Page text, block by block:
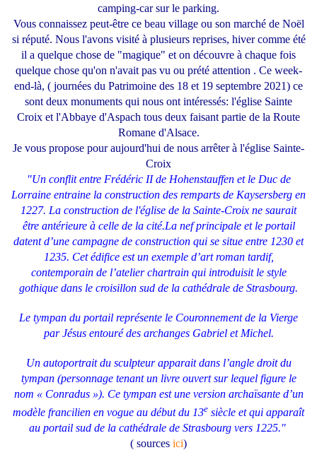
camping-car sur le parking.
Vous connaissez peut-être ce beau village ou son marché de Noël
si réputé. Nous l'avons visité à plusieurs reprises, hiver comme été
il a quelque chose de "magique" et on découvre à chaque fois
quelque chose qu'on n'avait pas vu ou prété attention . Ce week-
end-là, ( journées du Patrimoine des 18 et 19 septembre 2021) ce
sont deux monuments qui nous ont intéressés: l'église Sainte
Croix et l'Abbaye d'Aspach tous deux faisant partie de la Route
Romane d'Alsace.
Je vous propose pour aujourd'hui de nous arrêter à l'église Sainte-
Croix
"Un conflit entre Frédéric II de Hohenstauffen et le Ducde
Lorraine entraine la construction des remparts de Kaysersberg en
1227. La construction de l'église de la Sainte-Croix ne saurait
être antérieure à celle de la cité.La nef principale et le portail
datent d’une campagne de construction qui se situe entre 1230 et
1235. Cet édifice est un exemple d’art roman tardif,
contemporain de l’atelier chartrain qui introduisit le style
gothique dans le croisillon sud de la cathédrale de Strasbourg.
Le tympan du portail représente le Couronnement de la Vierge
par Jésus entouré des archanges Gabriel et Michel.
Un autoportrait du sculpteur apparait dans l’angle droit du
tympan (personnage tenant un livre ouvert sur lequel figure le
nom « Conradus »). Ce tympan est une version archaïsante d’un
modèle francilien en vogue au début du 13e siècle et qui apparaît
au portail sud de la cathédrale de Strasbourg vers 1225."
( sources ici)